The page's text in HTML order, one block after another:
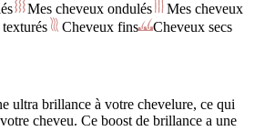
Mes cheveux ondulés
Mes cheveux
Cheveux fins Cheveux secs
ultra brillance à votre chevelure, ce qui
cheveu. Ce boost de brillance a une